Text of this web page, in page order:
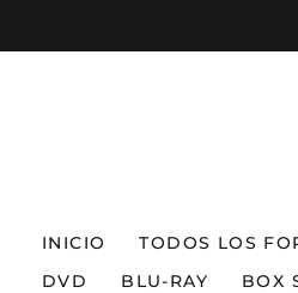
INICIO TODOS LOS
DVD
BLU-RAY BOX